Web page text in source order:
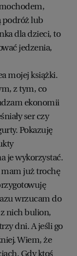
podróż lub
dla dzieci, to
jedzenia,
mojej książki.
z tym, co
ekonomii
ser czy
Pokazuję
je wykorzystać.
już trochę
wrzucam do
nich bulion,
dni. A jeśli go
Wiem, że
Gdy ktoś